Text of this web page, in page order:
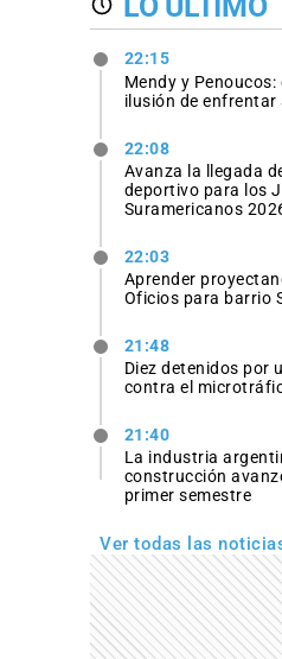
22:15
Mendy y
ilusión de enfrentar
22:08
Avanza la llegada
deportivo para los
Suramericanos
22:03
Aprender
Oficios para barrio
21:48
Diez detenidos por
contra el
21:40
La industria
construcción
primer semestre
Ver todas las